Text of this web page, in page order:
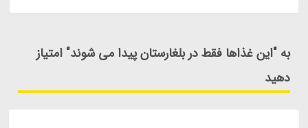
به "این غذاها فقط در بلغارستان پیدا می شوند" امتیاز
دهید